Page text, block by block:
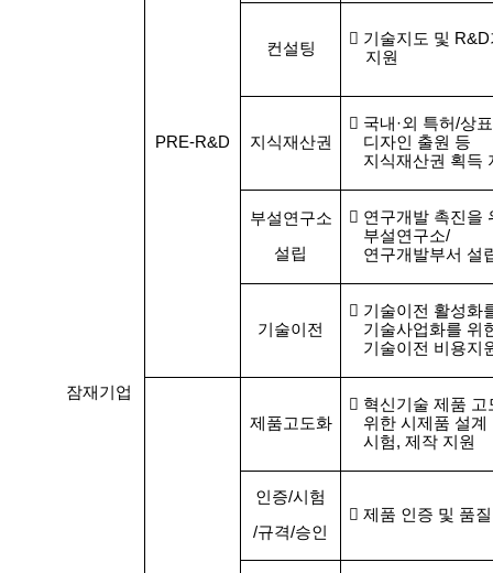
잠재기업
PRE-R&D
컨설팅
 기술지도 및 R&D
지원
지식재산권
 국내 ·외 특허/상표
디자인 출원 등
지식재산권 획득
부설연구소
설립
 연구개발 촉진을
부설연구소/
연구개발부서 설
기술이전
 기술이전 활성화
기술사업화를 위
기술이전 비용지
제품고도화
 혁신기술 제품 고
위한 시제품 설계
시험, 제작 지원
인증/시험
/규격/승인
 제품 인증 및 품